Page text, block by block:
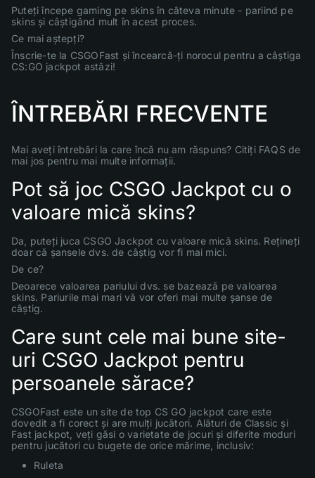
Puteți începe gaming pe skins în câteva minute - pariind pe
skins și câștigând mult în acest proces.
Ce mai aștepți?
Înscrie-te la CSGOFast și încearcă-ți norocul pentru a câștiga
CS:GO jackpot astăzi!
ÎNTREBĂRI FRECVENTE
Mai aveți întrebări la care încă nu am răspuns? Citiți FAQS de
mai jos pentru mai multe informații.
Pot să joc CSGO Jackpot cu o
valoare mică skins?
Da, puteți juca CSGO Jackpot cu valoare mică skins. Rețineți
doar că șansele dvs. de câștig vor fi mai mici.
De ce?
Deoarece valoarea pariului dvs. se bazează pe valoarea
skins. Pariurile mai mari vă vor oferi mai multe șanse de
câștig.
Care sunt cele mai bune site-
uri CSGO Jackpot pentru
persoanele sărace?
CSGOFast este un site de top CS GO jackpot care este
dovedit a fi corect și are mulți jucători. Alături de Classic și
Fast jackpot, veți găsi o varietate de jocuri și diferite moduri
pentru jucători cu bugete de orice mărime, inclusiv:
Ruleta